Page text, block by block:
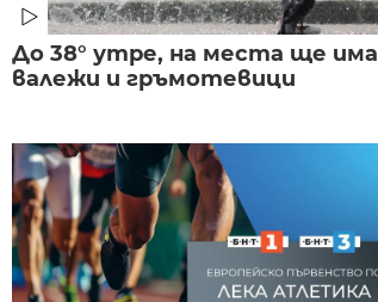
До 38° утре, на места ще има
валежи и гръмотевици